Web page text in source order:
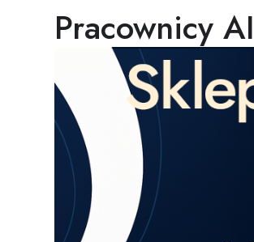
Pracownicy